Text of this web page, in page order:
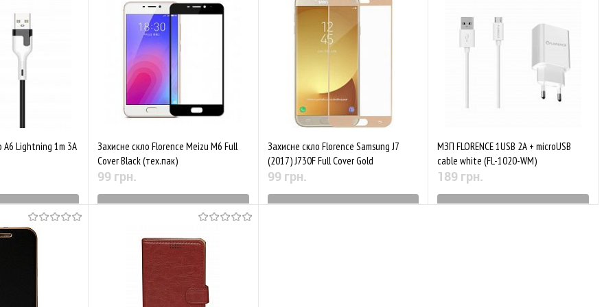
Порівняти До обраного Порівняти До обраного До обраного
A6 Lightning 1m 3A
Захисне скло Florence Meizu M6 Full
Cover Black (тех.пак)
99 грн.
Знятий з виробництва
До обраного Порівняти
Захисне скло Florence Samsung J7
(2017) J730F Full Cover Gold
99 грн.
МЗП FLORENCE 1USB 2A + microUSB
cable white (FL-1020-WM)
189 грн.